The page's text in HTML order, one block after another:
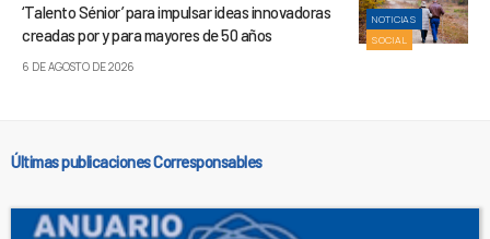
NOTICIAS
SOCIAL
‘Talento Sénior’ para impulsar ideas innovadoras
creadas por y para mayores de 50 años
6 DE AGOSTO DE 2026
Últimas publicaciones Corresponsables